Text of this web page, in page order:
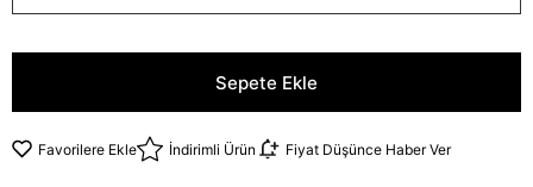
Favorilere Ekle İndirimli Ürün Fiyat Düşünce Haber Ver